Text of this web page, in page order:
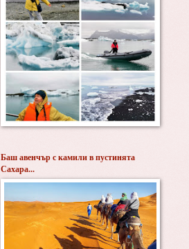
Баш авенчър с камили в пустинята
Сахара...